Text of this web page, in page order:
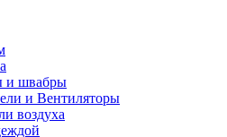
и швабры
и Вентиляторы
воздуха